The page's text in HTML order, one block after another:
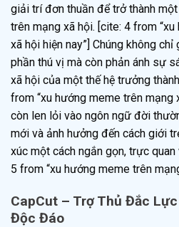
giải trí đơn thuần để trở thành một
trên mạng xã hội. [cite: 4 from
xã hội hiện nay”] Chúng không
phần thú vị mà còn phản ánh sự
xã hội của một thế hệ trưởng
from “xu hướng meme trên mạng
còn len lỏi vào ngôn ngữ đời
mới và ảnh hưởng đến cách giới
xúc một cách ngắn gọn, trực
5 from “xu hướng meme trên
CapCut – Trợ Thủ Đắc
Độc Đáo